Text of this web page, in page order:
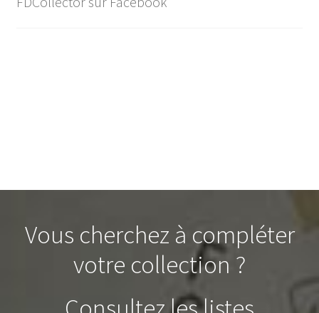
Vous cherchez à compléter
votre collection ?